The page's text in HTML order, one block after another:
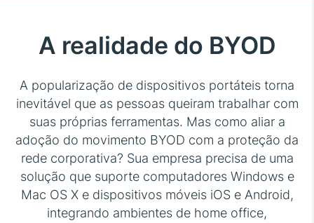
A realidade do BYOD
A popularização de dispositivos portáteis torna
inevitável que as pessoas queiram trabalhar com
suas próprias ferramentas. Mas como aliar a
adoção do movimento BYOD com a proteção da
rede corporativa? Sua empresa precisa de uma
solução que suporte computadores Windows e
Mac OS X e dispositivos móveis iOS e Android,
integrando ambientes de home office,